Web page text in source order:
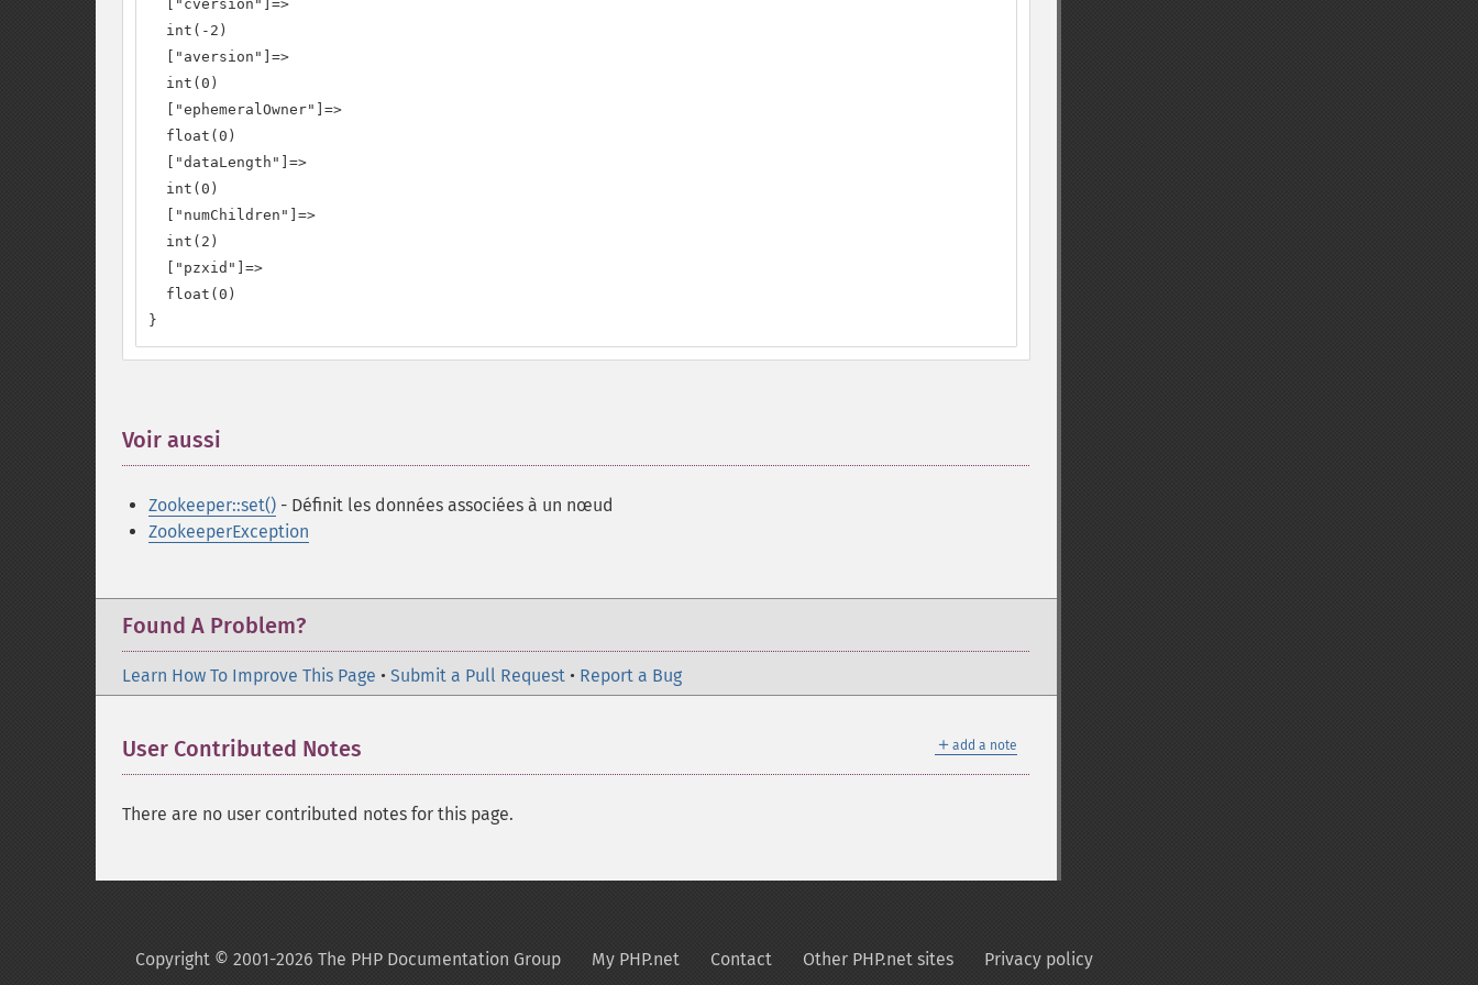
  ["cversion"]=>
  int(-2)
  ["aversion"]=>
  int(0)
  ["ephemeralOwner"]=>
  float(0)
  ["dataLength"]=>
  int(0)
  ["numChildren"]=>
  int(2)
  ["pzxid"]=>
  float(0)
}
Voir aussi
Zookeeper::set() - Définit les données associées à un nœud
ZookeeperException
Found A Problem?
Learn How To Improve This Page • Submit a Pull Request • Report a Bug
＋ add a note
User Contributed Notes
There are no user contributed notes for this page.
Copyright © 2001-2026 The PHP Documentation Group My PHP.net Contact Other PHP.net sites Privacy policy